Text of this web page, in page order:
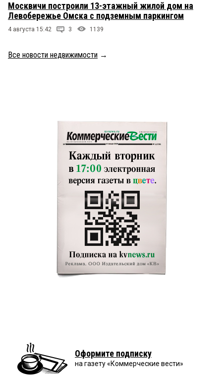
Москвичи построили 13-этажный жилой дом на
Левобережье Омска с подземным паркингом
4 августа 15:42 3 1139
Все новости недвижимости →
Оформите подписку
на газету «Коммерческие вести»